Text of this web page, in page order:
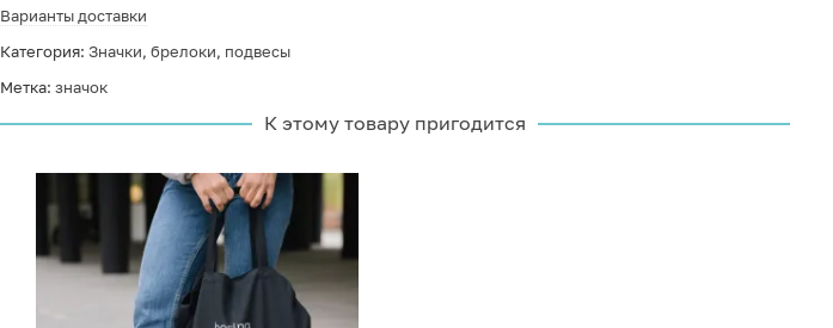
Варианты доставки
Категория: Значки, брелоки, подвесы
Метка: значок
К этому товару пригодится